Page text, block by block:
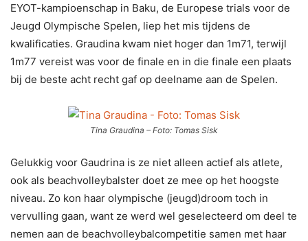
EYOT-kampioenschap in Baku, de Europese trials voor de
Jeugd Olympische Spelen, liep het mis tijdens de
kwalificaties. Graudina kwam niet hoger dan 1m71, terwijl
1m77 vereist was voor de finale en in die finale een plaats
bij de beste acht recht gaf op deelname aan de Spelen.
Tina Graudina – Foto: Tomas Sisk
Gelukkig voor Gaudrina is ze niet alleen actief als atlete,
ook als beachvolleybalster doet ze mee op het hoogste
niveau. Zo kon haar olympische (jeugd)droom toch in
vervulling gaan, want ze werd wel geselecteerd om deel te
nemen aan de beachvolleybalcompetitie samen met haar